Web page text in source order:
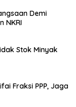
Demi
NKRI
Stok Minyak
Fraksi PPP, Jaga